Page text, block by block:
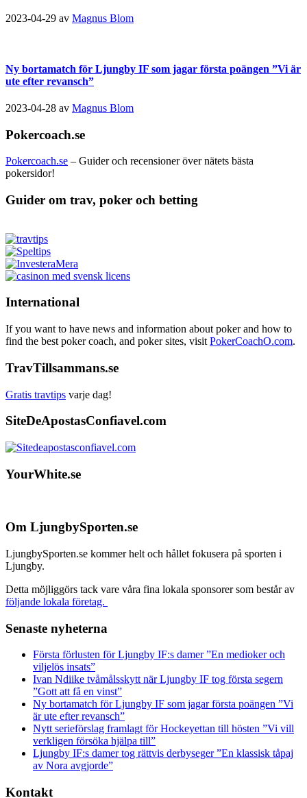
2023-04-29 av Magnus Blom
Ny bortamatch för Ljungby IF som jagar första poängen ”Vi är
ute efter revansch”
2023-04-28 av Magnus Blom
Pokercoach.se
Pokercoach.se – Guider och recensioner över nätets bästa
pokersidor!
Guider om trav, poker och betting
International
If you want to have news and information about poker and how to
find the best poker coach, and poker sites, visit PokerCoachO.com.
TravTillsammans.se
Gratis travtips varje dag!
SiteDeApostasConfiavel.com
YourWhite.se
Footer
Om LjungbySporten.se
LjungbySporten.se kommer helt och hållet fokusera på sporten i
Ljungby.
Detta möjliggörs tack vare våra fina lokala sponsorer som består av
följande lokala företag.
Senaste nyheterna
Första förlusten för Ljungby IF:s damer ”En medioker och
viljelös insats”
Ivan Ndiike tvåmålsskytt när Ljungby IF tog första segern
”Gott att få en vinst”
Ny bortamatch för Ljungby IF som jagar första poängen ”Vi
är ute efter revansch”
Nytt serieförslag framlagt för Hockeyettan till hösten ”Vi vill
verkligen försöka hjälpa till”
Ljungby IF:s damer tog rättvis derbyseger ”En klassisk tåpaj
av Nora avgjorde”
Kontakt